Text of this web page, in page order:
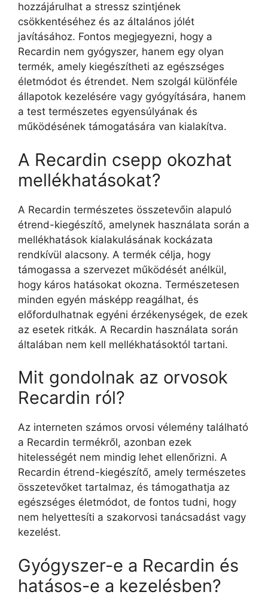
hozzájárulhat a stressz szintjének
csökkentéséhez és az általános jólét
javításához. Fontos megjegyezni, hogy a
Recardin nem gyógyszer, hanem egy olyan
termék, amely kiegészítheti az egészséges
életmódot és étrendet. Nem szolgál különféle
állapotok kezelésére vagy gyógyítására, hanem
a test természetes egyensúlyának és
működésének támogatására van kialakítva.
A Recardin csepp okozhat
mellékhatásokat?
A Recardin természetes összetevőin alapuló
étrend-kiegészítő, amelynek használata során a
mellékhatások kialakulásának kockázata
rendkívül alacsony. A termék célja, hogy
támogassa a szervezet működését anélkül,
hogy káros hatásokat okozna. Természetesen
minden egyén másképp reagálhat, és
előfordulhatnak egyéni érzékenységek, de ezek
az esetek ritkák. A Recardin használata során
általában nem kell mellékhatásoktól tartani.
Mit gondolnak az orvosok
Recardin ról?
Az interneten számos orvosi vélemény található
a Recardin termékről, azonban ezek
hitelességét nem mindig lehet ellenőrizni. A
Recardin étrend-kiegészítő, amely természetes
összetevőket tartalmaz, és támogathatja az
egészséges életmódot, de fontos tudni, hogy
nem helyettesíti a szakorvosi tanácsadást vagy
kezelést.
Gyógyszer-e a Recardin és
hatásos-e a kezelésben?